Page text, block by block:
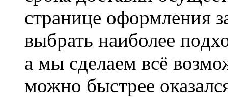
странице оформления
выбрать наиболее
а мы сделаем всё
можно быстрее